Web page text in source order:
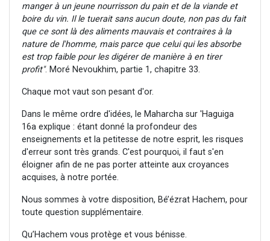
manger à un jeune nourrisson du pain et de la viande et
boire du vin. Il le tuerait sans aucun doute, non pas du fait
que ce sont là des aliments mauvais et contraires à la
nature de l'homme, mais parce que celui qui les absorbe
est trop faible pour les digérer de manière à en tirer
profit". Moré Nevoukhim, partie 1, chapitre 33.
Chaque mot vaut son pesant d'or.
Dans le même ordre d'idées, le Maharcha sur 'Haguiga
16a explique : étant donné la profondeur des
enseignements et la petitesse de notre esprit, les risques
d'erreur sont très grands. C'est pourquoi, il faut s'en
éloigner afin de ne pas porter atteinte aux croyances
acquises, à notre portée.
Nous sommes à votre disposition, Bé’ézrat Hachem, pour
toute question supplémentaire.
Qu’Hachem vous protège et vous bénisse.